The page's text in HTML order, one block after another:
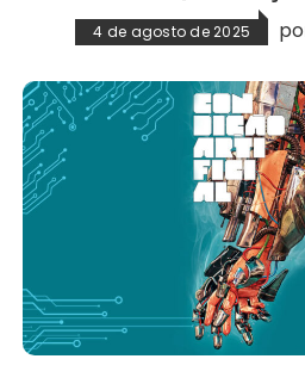
4 de agosto de 2025